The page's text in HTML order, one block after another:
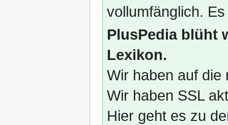
vollumfänglich.
PlusPedia blüht
Lexikon.
Wir haben auf die
Wir haben SSL
Hier geht es zu